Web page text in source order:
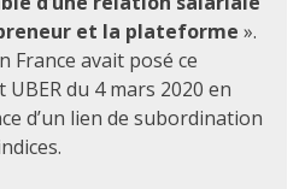
et la plateforme ».
France avait posé ce
du 4 mars 2020 en
d’un lien de subordination